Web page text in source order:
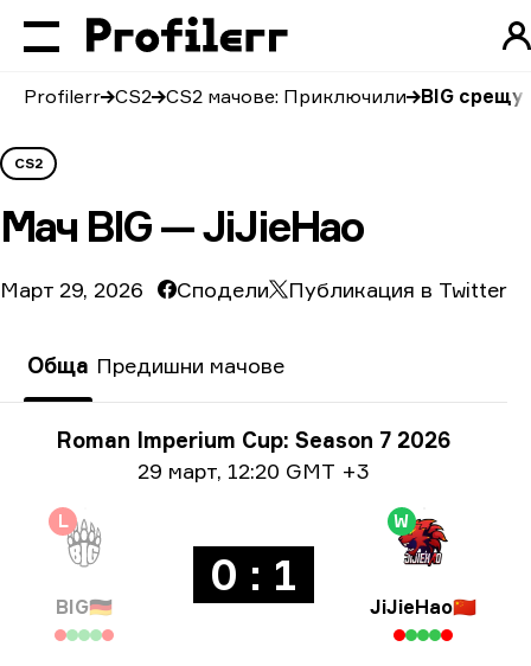
Profilerr CS2 CS2 мачове: Приключили BIG срещу
CS2
Мач BIG — JiJieHao
Март 29, 2026 Сподели Публикация в Twitter
Обща Предишни мачове
Информация за турнира
Roman Imperium Cup: Season 7 2026
Информация за дата
29 март, 12:20 GMT +3
L
BIG🇩🇪
0 : 1
W
JiJieHao🇨🇳